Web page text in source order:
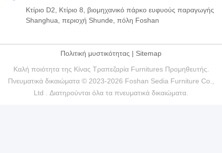
Κτίριο D2, Κτίριο 8, βιομηχανικό πάρκο ευφυούς παραγωγής
Shanghua, περιοχή Shunde, πόλη Foshan
Πολιτική μυστικότητας | Sitemap
Καλή ποιότητα της Κίνας Τραπεζαρία Furnitures Προμηθευτής.
Πνευματικά δικαιώματα © 2023-2026 Foshan Sedia Furniture Co.,
Ltd . Διατηρούνται όλα τα πνευματικά δικαιώματα.